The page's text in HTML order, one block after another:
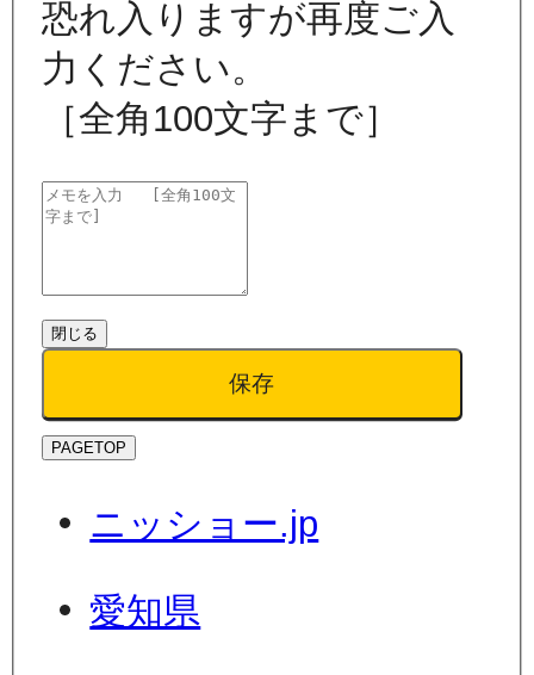
恐れ入りますが再度ご入
力ください。
［全角100文字まで］
閉じる
保存
PAGETOP
ニッショー.jp
愛知県